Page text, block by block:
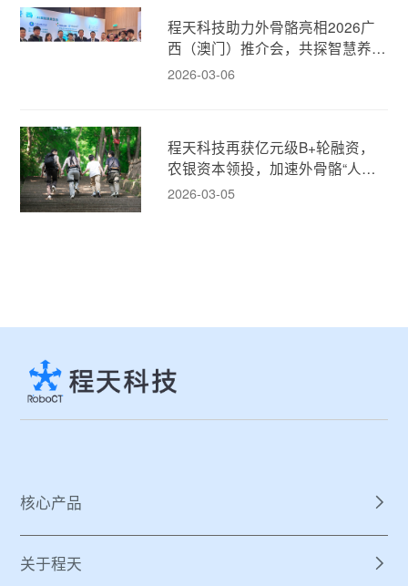
程天科技助力外骨骼亮相2026广
西（澳门）推介会，共探智慧养老
新模式！
2026-03-06
程天科技再获亿元级B+轮融资，
农银资本领投，加速外骨骼“人机
融合”新消费时代！
2026-03-05
核心产品
关于程天